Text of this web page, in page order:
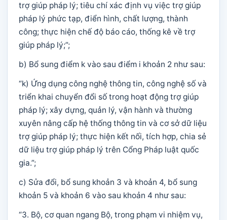
trợ giúp pháp lý; tiêu chí xác định vụ việc trợ giúp
pháp lý phức tạp, điển hình, chất lượng, thành
công; thực hiện chế độ báo cáo, thống kê về trợ
giúp pháp lý;”;
b) Bổ sung điểm k vào sau điểm i khoản 2 như sau:
“k) Ứng dụng công nghệ thông tin, công nghệ số và
triển khai chuyển đổi số trong hoạt động trợ giúp
pháp lý; xây dựng, quản lý, vận hành và thường
xuyên nâng cấp hệ thống thông tin và cơ sở dữ liệu
trợ giúp pháp lý; thực hiện kết nối, tích hợp, chia sẻ
dữ liệu trợ giúp pháp lý trên Cổng Pháp luật quốc
gia.”;
c) Sửa đổi, bổ sung khoản 3 và khoản 4, bổ sung
khoản 5 và khoản 6 vào sau khoản 4 như sau:
“3. Bộ, cơ quan ngang Bộ, trong phạm vi nhiệm vụ,